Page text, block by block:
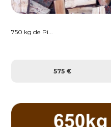
750 kg de Pi...
575 €